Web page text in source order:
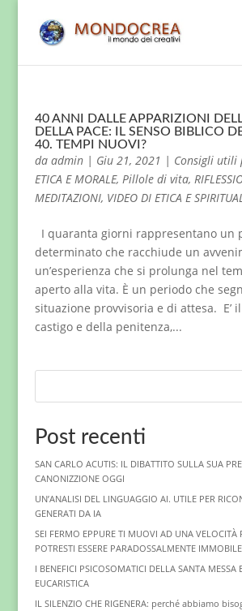
40 ANNI DALLE APPARIZIONI
DELLA PACE: IL SENSO BIBLICO
40. TEMPI NUOVI?
da admin| Giu 21, 2021 | Consigli utili
ETICA E MORALE, Pillole di vita,
MEDITAZIONI, VIDEO DI ETICA E
I quaranta giorni rappresentano un
determinato che racchiude un
un’esperienza che si prolunga nel
aperto alla vita. È un periodo che
situazione provvisoria e di attesa. E’
castigo e della penitenza,...
Post recenti
SAN CARLO ACUTIS: IL DIBATTITO SULLA SUA
CANONIZZIONE OGGI
UN’ANALISI DEL LINGUAGGIO AI. UTILE PER
GENERATI DA IA
SEI FERMO EPPURE TI MUOVI AD UNA VELOCITÀ
POTRESTI ESSERE PARADOSSALMENTE IMMOBILE
I BENEFICI PSICOSOMATICI DELLA SANTA MESSA
EUCARISTICA
IL SILENZIO CHE RIGENERA: perché abbiamo